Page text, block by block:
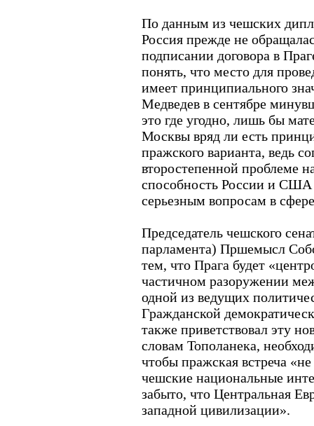
По данным из чешских
Россия прежде не
подписании договора в
понять, что место для
имеет принципиального
Медведев в сентябре
это где угодно, лишь бы
Москвы вряд ли есть
пражского варианта, ведь
второстепенной проблеме
способность России и
серьезным вопросам в
Председатель чешского
парламента) Пршемысл
тем, что Прага будет
частичном разоружении
одной из ведущих
Гражданской
также приветствовал эту
словам Тополанека,
чтобы пражская встреча
чешские национальные
забыто, что Центральная
западной цивилизации».